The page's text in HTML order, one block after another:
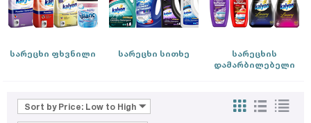
სარეცხი ფხვნილი სარეცხი სითხე
სარეცხის
დამარბილებელი
Sort by Price: Low to High